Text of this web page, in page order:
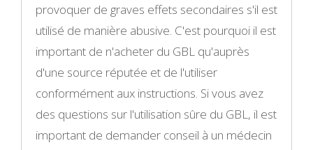
provoquer de graves effets secondaires s'il est
utilisé de manière abusive. C'est pourquoi il est
important de n'acheter du GBL qu'auprès
d'une source réputée et de l'utiliser
conformément aux instructions. Si vous avez
des questions sur l'utilisation sûre du GBL, il est
important de demander conseil à un médecin